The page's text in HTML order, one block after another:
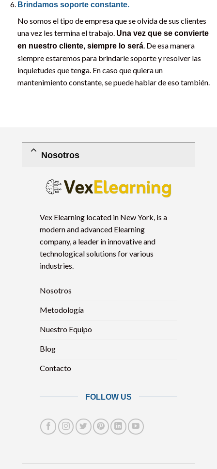
Brindamos soporte constante.
No somos el tipo de empresa que se olvida de sus clientes
una vez les termina el trabajo. Una vez que se convierte
en nuestro cliente, siempre lo será. De esa manera
siempre estaremos para brindarle soporte y resolver las
inquietudes que tenga. En caso que quiera un
mantenimiento constante, se puede hablar de eso también.
Nosotros
Vex Elearning located in New York, is a
modern and advanced Elearning
company, a leader in innovative and
technological solutions for various
industries.
Nosotros
Metodología
Nuestro Equipo
Blog
Contacto
FOLLOW US